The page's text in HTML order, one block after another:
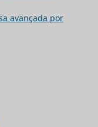
avançada por